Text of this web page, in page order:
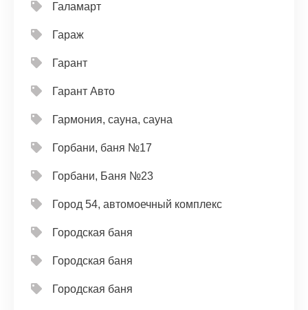
Галамарт
Гараж
Гарант
Гарант Авто
Гармония, сауна, сауна
Горбани, баня №17
Горбани, Баня №23
Город 54, автомоечный комплекс
Городская баня
Городская баня
Городская баня